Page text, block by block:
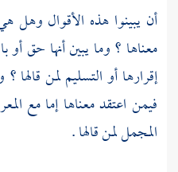
أن يبينوا هذه الأقوال
معناها ؟ وما يبين أنها حق
إقرارها أو التسليم لمن
فيمن اعتقد معناها إما مع
المجمل لمن قالها .